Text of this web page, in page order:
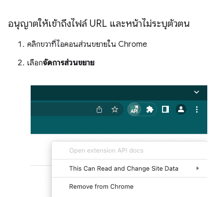
อนุญาตให้เข้าถึงไฟล์ URL และหน้าไม่ระบุตัวตน
คลิกขวาที่ไอคอนส่วนขยายใน Chrome
เลือกจัดการส่วนขยาย